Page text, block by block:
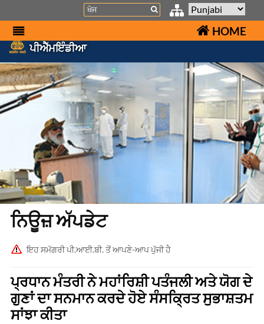
Search
HOME
ਪੀਐੱਮਇੰਡੀਆ
ਨਿਊਜ਼ ਅੱਪਡੇਟ
ਇਹ ਸਮੱਗਰੀ ਪੀ.ਆਈ.ਬੀ. ਤੋਂ ਆਪਣੇ-ਆਪ ਪੁੱਜੀ ਹੈ
ਪ੍ਰਧਾਨ ਮੰਤਰੀ ਨੇ ਮਹਾਂਰਿਸ਼ੀ ਪਤੰਜਲੀ ਅਤੇ ਯੋਗ ਦੇ
ਗੁਣਾਂ ਦਾ ਸਨਮਾਨ ਕਰਦੇ ਹੋਏ ਸੰਸਕ੍ਰਿਤ ਸੁਭਾਸ਼ਤਮ
ਸਾਂਝਾ ਕੀਤਾ